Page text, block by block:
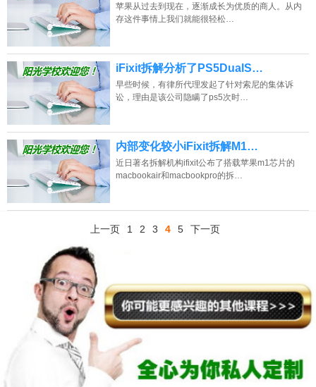
苹果从过去到现在，逐渐成长为优质的商人。从内
存这件事情上我们就能很轻松…
iFixit拆解分析了PS5DualS…
早些时候，有律所代理发起了针对索尼的集体诉
讼，理由是该公司隐瞒了ps5次时…
内部变化较小iFixit拆解M1…
近日著名拆解机构ifixit公布了搭载苹果m1芯片的
macbookair和macbookpro的拆…
上一页 1 2 3 4 5 下一页